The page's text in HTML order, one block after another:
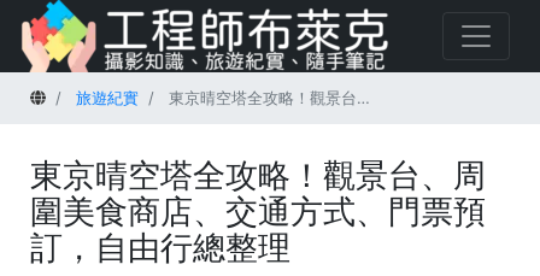
首頁 旅遊紀實 東京晴空塔全攻略！觀景台、周圍美食商店、交通方式、門票預訂，自由行總整理
東京晴空塔全攻略！觀景台、周
圍美食商店、交通方式、門票預
訂，自由行總整理